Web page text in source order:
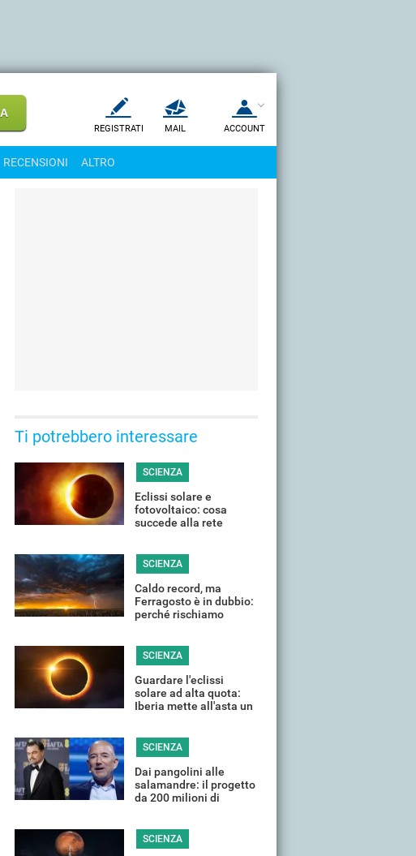
REGISTRATI MAIL ACCOUNT
RECENSIONI ALTRO
Ti potrebbero interessare
SCIENZA
Eclissi solare e
fotovoltaico: cosa
succede alla rete
SCIENZA
Caldo record, ma
Ferragosto è in dubbio:
perché rischiamo
SCIENZA
Guardare l'eclissi
solare ad alta quota:
Iberia mette all'asta un
SCIENZA
Dai pangolini alle
salamandre: il progetto
da 200 milioni di
SCIENZA